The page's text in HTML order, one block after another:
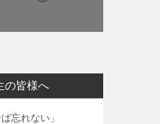
の皆様へ
忘れない」